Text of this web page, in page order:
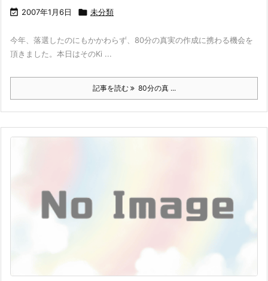
 2007年1月6日  未分類
今年、落選したのにもかかわらず、80分の真実の作成に携わる機会を
頂きました。本日はそのKi ...
記事を読む 80分の真 ...